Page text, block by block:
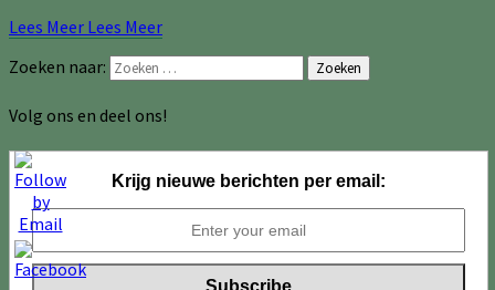
Lees Meer Lees Meer
Zoeken naar:
Zoeken
Volg ons en deel ons!
Krijg nieuwe berichten per email: